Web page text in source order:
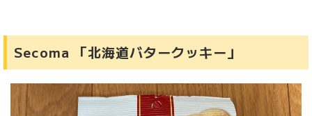
Secoma 「北海道バタークッキー」